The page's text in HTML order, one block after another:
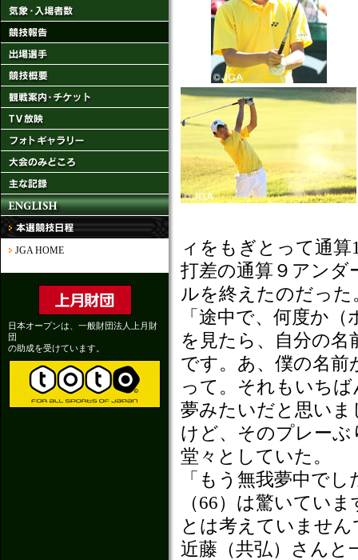
JGA HOME
日本オープンは、一般財団法人上月財
団
の助成を受けています。
ィをもぎとって通
打差の通算９アンダ
ルを終えたのだった
「途中で、何度か
を見たら、自分の
です。あ、僕の名
って。それもいち
夢みたいだと思い
けど、そのプレー
堂々としていた。
「もう無我夢中で
（66）は驚いてい
とは考えていませ
近藤（共弘）さんと